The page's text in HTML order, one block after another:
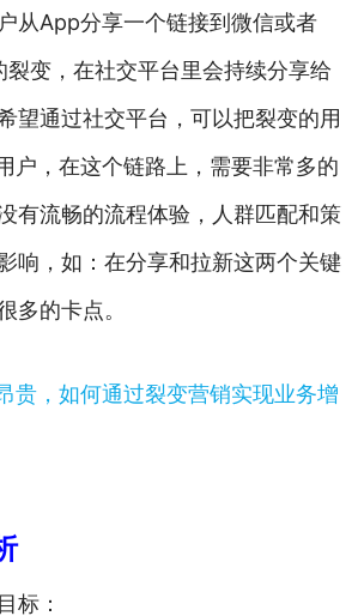
从App分享一个链接到微信或者
裂变，在社交平台里会持续分享给
望通过社交平台，可以把裂变的用
户，在这个链路上，需要非常多的
有流畅的流程体验，人群匹配和策
响，如：在分享和拉新这两个关键
多的卡点。
标：